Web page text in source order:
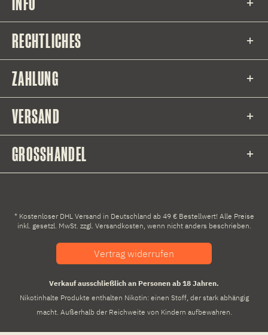
RECHTLICHES
ZAHLUNG
VERSAND
GROSSHANDEL
* Kostenloser DHL Versand in Deutschland ab 49 € Bestellwert! Alle Preise
inkl. gesetzl. MwSt. zzgl. Versandkosten , wenn nicht anders beschrieben.
Vertrag widerrufen
Verkauf ausschließlich an Personen ab 18 Jahren.
Nikotinhalte Produkte enthalten Nikotin: einen Stoff, der stark abhängig
macht. Außerhalb der Reichweite von Kindern aufbewahren.